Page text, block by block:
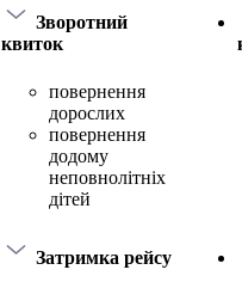
Зворотний
квиток
повернення
дорослих
повернення
додому
неповнолітніх
дітей
Затримка рейсу